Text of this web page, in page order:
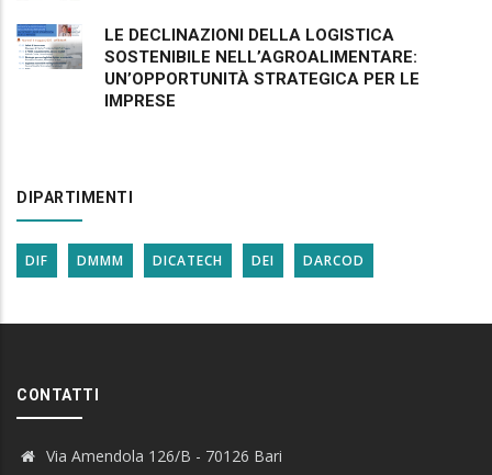
LE DECLINAZIONI DELLA LOGISTICA
SOSTENIBILE NELL’AGROALIMENTARE:
UN’OPPORTUNITÀ STRATEGICA PER LE
IMPRESE
DIPARTIMENTI
DIF DMMM DICATECH DEI DARCOD
CONTATTI
Via Amendola 126/B - 70126 Bari